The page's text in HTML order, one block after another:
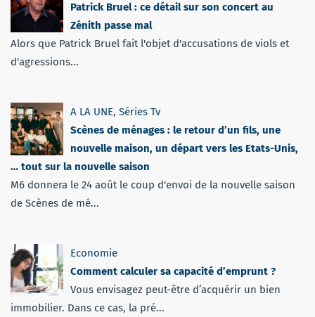
Patrick Bruel : ce détail sur son concert au
Zénith passe mal
Alors que Patrick Bruel fait l'objet d'accusations de viols et
d'agressions...
A LA UNE, Séries Tv
Scènes de ménages : le retour d’un fils, une
nouvelle maison, un départ vers les Etats-Unis,
… tout sur la nouvelle saison
M6 donnera le 24 août le coup d'envoi de la nouvelle saison
de Scènes de mé...
Economie
Comment calculer sa capacité d’emprunt ?
Vous envisagez peut-être d’acquérir un bien
immobilier. Dans ce cas, la pré...